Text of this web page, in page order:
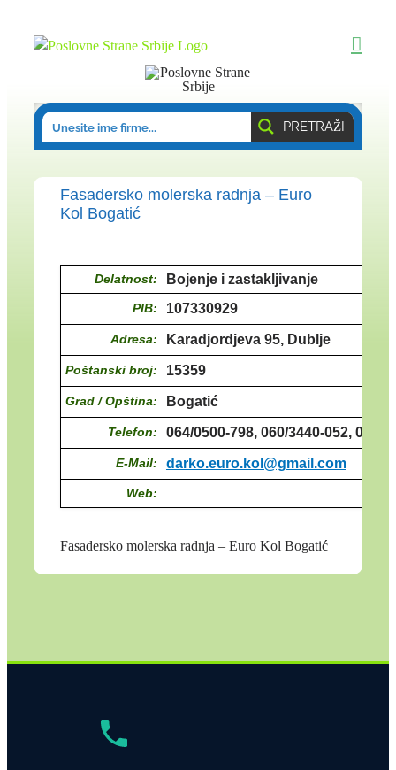
PRETRAŽI
Fasadersko molerska radnja – Euro
Kol Bogatić
Delatnost: Bojenje i zastakljivanje
PIB: 107330929
Adresa: Karadjordjeva 95, Dublje
Poštanski broj: 15359
Grad / Opština: Bogatić
Telefon: 064/0500-798, 060/3440-052, 015/
E-Mail: darko.euro.kol@gmail.com
Web:
Fasadersko molerska radnja – Euro Kol Bogatić